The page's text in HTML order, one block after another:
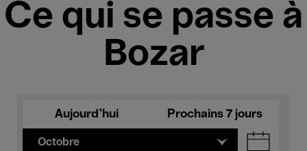
Ce qui se passe à
Bozar
Aujourd'hui Prochains 7 jours
Octobre